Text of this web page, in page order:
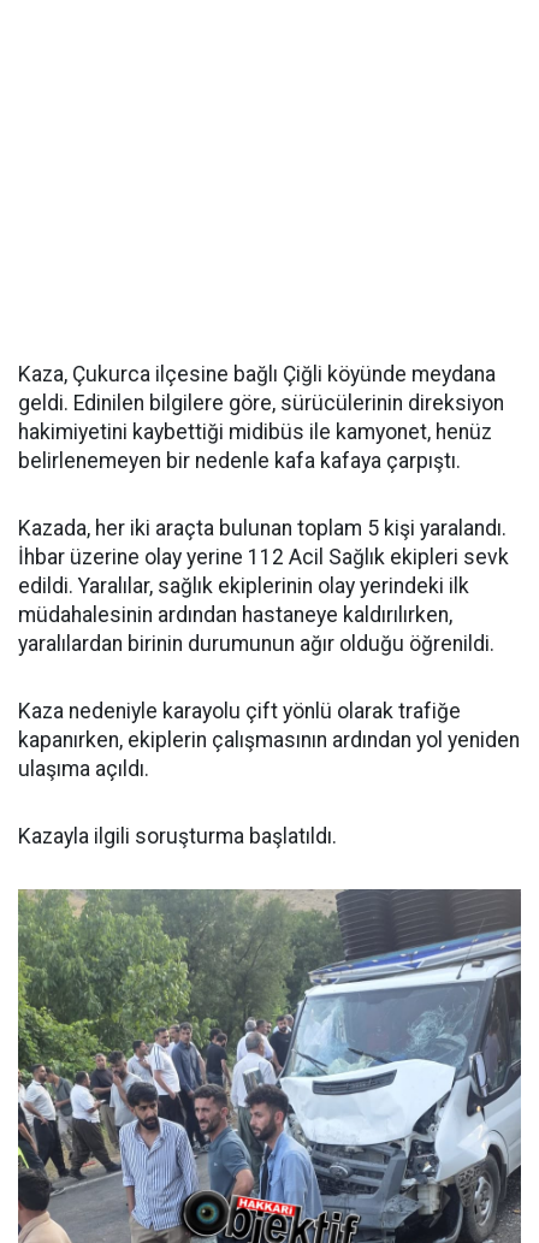
Kaza, Çukurca ilçesine bağlı Çiğli köyünde meydana
geldi. Edinilen bilgilere göre, sürücülerinin direksiyon
hakimiyetini kaybettiği midibüs ile kamyonet, henüz
belirlenemeyen bir nedenle kafa kafaya çarpıştı.
Kazada, her iki araçta bulunan toplam 5 kişi yaralandı.
İhbar üzerine olay yerine 112 Acil Sağlık ekipleri sevk
edildi. Yaralılar, sağlık ekiplerinin olay yerindeki ilk
müdahalesinin ardından hastaneye kaldırılırken,
yaralılardan birinin durumunun ağır olduğu öğrenildi.
Kaza nedeniyle karayolu çift yönlü olarak trafiğe
kapanırken, ekiplerin çalışmasının ardından yol yeniden
ulaşıma açıldı.
Kazayla ilgili soruşturma başlatıldı.